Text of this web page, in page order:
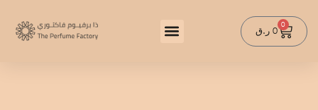
content
0 ر.ق
0
Cart